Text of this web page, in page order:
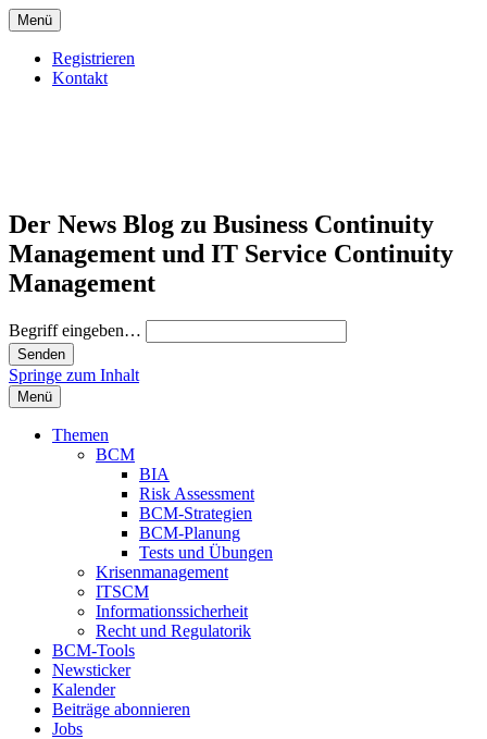
Menü
Registrieren
Kontakt
Der News Blog zu Business Continuity
Management und IT Service Continuity
Management
Begriff eingeben…
Springe zum Inhalt
Menü
Themen
BCM
BIA
Risk Assessment
BCM-Strategien
BCM-Planung
Tests und Übungen
Krisenmanagement
ITSCM
Informationssicherheit
Recht und Regulatorik
BCM-Tools
Newsticker
Kalender
Beiträge abonnieren
Jobs